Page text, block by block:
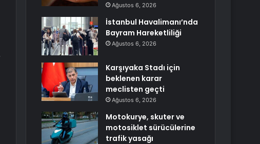
Ağustos 6, 2026
İstanbul Havalimanı’nda
Bayram Hareketliliği
Ağustos 6, 2026
Karşıyaka Stadı için
beklenen karar
meclisten geçti
Ağustos 6, 2026
Motokurye, skuter ve
motosiklet sürücülerine
trafik yasağı